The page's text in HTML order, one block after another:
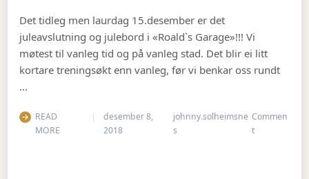
Det tidleg men laurdag 15.desember er det
juleavslutning og julebord i «Roald`s Garage»!!! Vi
møtest til vanleg tid og på vanleg stad. Det blir ei litt
kortare treningsøkt enn vanleg, før vi benkar oss rundt
…
READ
MORE
desember 8,
2018
johnny.solheimsne
s
Commen
ton Julebordet